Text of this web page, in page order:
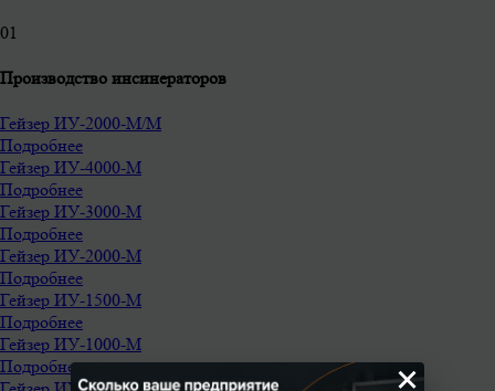
01
Производство инсинераторов
Гейзер ИУ-2000-М/М
Подробнее
Гейзер ИУ-4000-М
Подробнее
Гейзер ИУ-3000-М
Подробнее
Гейзер ИУ-2000-М
Подробнее
Гейзер ИУ-1500-М
Подробнее
Гейзер ИУ-1000-М
Подробнее
×